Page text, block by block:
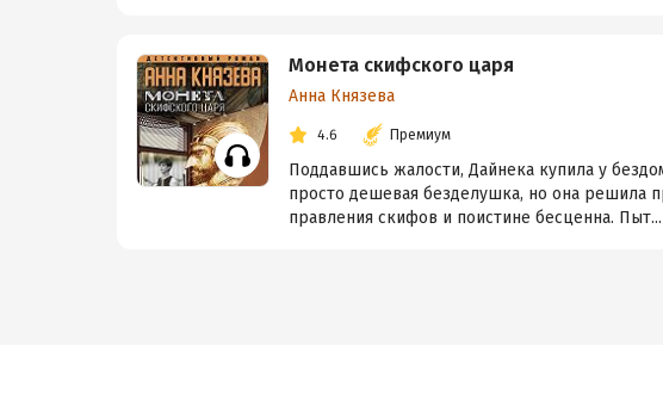
Монета скифского царя
Анна Князева
4.6 Премиум
Поддавшись жалости, Дайнека купила у
просто дешевая безделушка, но она решила
правления скифов и поистине бесценна. Пыт...